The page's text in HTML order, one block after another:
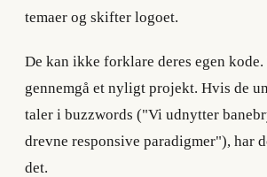
temaer og skifter logoet.
De kan ikke forklare deres egen kode.
gennemgå et nyligt projekt. Hvis de
taler i buzzwords ("Vi udnytter
drevne responsive paradigmer"), har
det.